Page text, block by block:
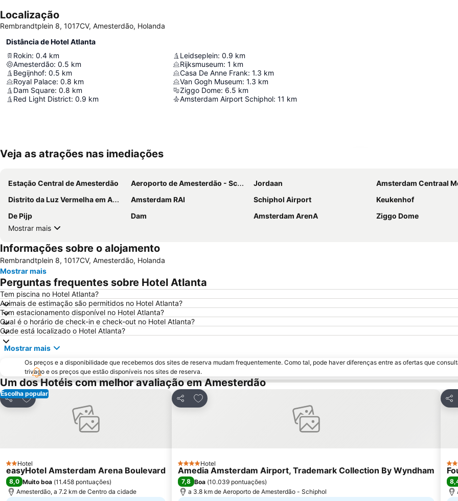
Localização
Rembrandtplein 8, 1017CV, Amesterdão, Holanda
Distância de Hotel Atlanta
Rokin: 0.4 km
Amesterdão: 0.5 km
Begijnhof: 0.5 km
Royal Palace: 0.8 km
Dam Square: 0.8 km
Red Light District: 0.9 km
Leidseplein: 0.9 km
Rijksmuseum: 1 km
Casa De Anne Frank: 1.3 km
Van Gogh Museum: 1.3 km
Ziggo Dome: 6.5 km
Amsterdam Airport Schiphol: 11 km
Veja as atrações nas imediações
Estação Central de Amesterdão Aeroporto de Amesterdão - Schiphol Jordaan
Amsterdam Centraal
Distrito da Luz Vermelha em Amesterdão
Amsterdam RAI Schiphol Airport
Keukenhof
De Pijp
Dam Amsterdam ArenA
Ziggo Dome
Mostrar mais
Informações sobre o alojamento
Rembrandtplein 8, 1017CV, Amesterdão, Holanda
Mostrar mais
Perguntas frequentes sobre Hotel Atlanta
Tem piscina no Hotel Atlanta?
Animais de estimação são permitidos no Hotel Atlanta?
Tem estacionamento disponível no Hotel Atlanta?
Qual é o horário de check-in e check-out no Hotel Atlanta?
Onde está localizado o Hotel Atlanta?
Mostrar mais
Os preços e a disponibilidade que recebemos dos sites de reserva mudam frequentemente. Como tal, pode haver diferenças entre as ofertas que
trivago e os preços que estão disponíveis nos sites de reserva.
Um dos Hotéis com melhor avaliação em Amesterdão
Escolha popular
Partilhar
Adicionar aos favoritos
2 Estrelas
Hotel
easyHotel Amsterdam Arena Boulevard
8,0 Muito boa (11.458 pontuações)
Amesterdão, a 7.2 km de Centro da cidade
Partilhar
Adicionar aos favoritos
4 Estrelas
Hotel
Amedia Amsterdam Airport, Trademark Collection By Wyndham
7,8 Boa (10.039 pontuações)
a 3.8 km de Aeroporto de Amesterdão - Schiphol
4